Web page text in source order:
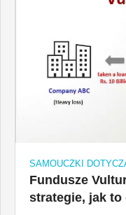
SAMOUCZKI
Fundusze
strategie, jak to